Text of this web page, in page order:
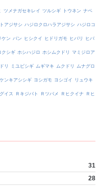
ツメナガセキレイ ツルシギ トウネン ナベ
アジサシ ハジロクロハラアジサシ ハジロコ
ケン バン ヒシクイ ヒドリガモ ヒバリ ヒバ
クシギ ホシハジロ ホシムクドリ マミジロア
リ ミユビシギ ムギマキ ムクドリ ムナグロ
ンキアシシギ ヨシガモ ヨシゴイ リュウキ
イス Ｒキジバト Ｒツバメ Ｒヒクイナ Ｒヒ
31
28